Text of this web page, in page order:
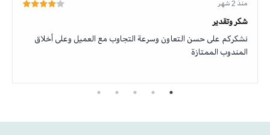
منذ 2 شهر
شكر وتقدير
نشكركم على حسن التعاون وسرعة التجاوب مع العميل وعلى أخلاق
المندوب الممتازة